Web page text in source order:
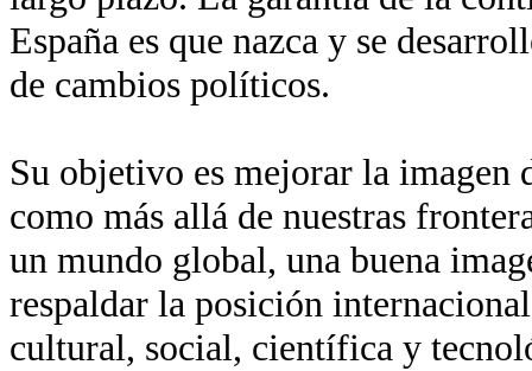
España es que nazca y se
de cambios políticos.
Su objetivo es mejorar la imagen
como más allá de nuestras
un mundo global, una buena
respaldar la posición
cultural, social, científica y